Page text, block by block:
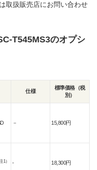
取扱販売店にお問い合わせ
T545MS3のオプシ
仕様
標準価格（税
別）
－ 15,800円
1） - 18,300円